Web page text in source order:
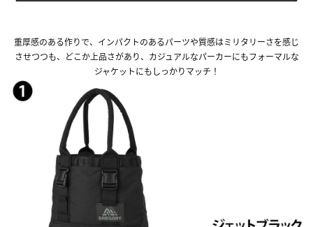
重厚感のある作りで、インパクトのあるパーツや質感はミリタリーさを感じ
させつつも、どこか上品さがあり、カジュアルなパーカーにもフォーマルな
ジャケットにもしっかりマッチ！